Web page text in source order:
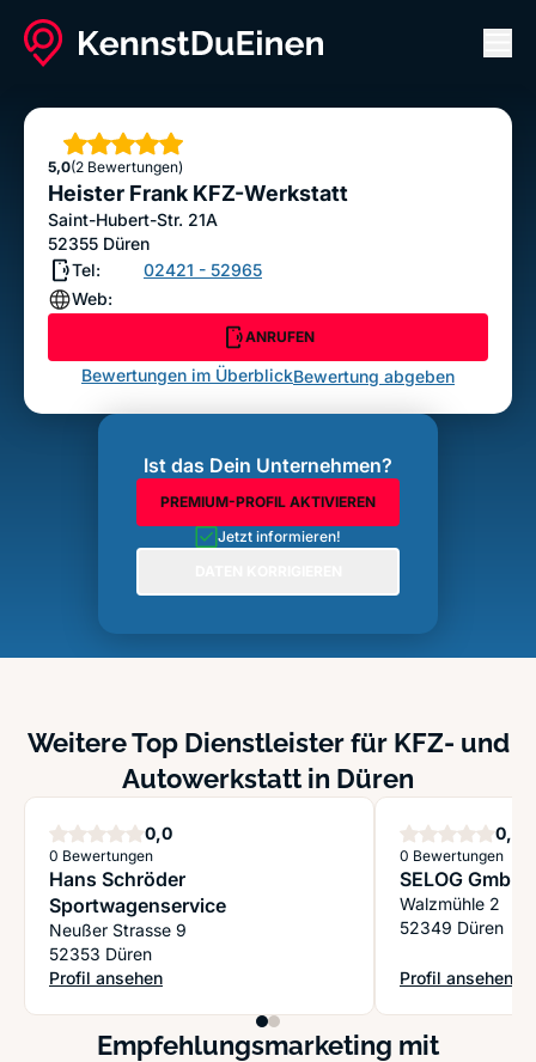
Heister Frank KFZ-Werkstatt
5,0
Sterne
(2 Bewertungen)
Heister Frank KFZ-Werkstatt
Saint-Hubert-Str. 21A
52355 Düren
Tel:
02421 - 52965
Web:
ANRUFEN
Bewertungen im ÜberblickBewertung abgeben
Ist das Dein Unternehmen?
PREMIUM-PROFIL AKTIVIEREN
Jetzt informieren!
Weitere Top Dienstleister für KFZ- und
Autowerkstatt in Düren
0,0Sterne
0 Bewertungen
Hans Schröder
Sportwagenservice
Neußer Strasse 9
52353 Düren
Profil ansehen
: Hans Schröder Sportwagenservice
0,0
0 Bewertungen
SELOG GmbH
Walzmühle 2
52349 Düren
Profil ansehen
: SELOG GmbH
Empfehlungsmarketing mit